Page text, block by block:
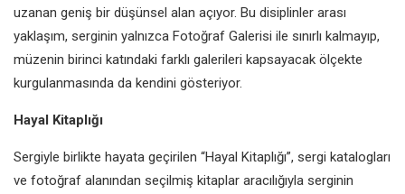
uzanan geniş bir düşünsel alan açıyor. Bu disiplinler arası
yaklaşım, serginin yalnızca Fotoğraf Galerisi ile sınırlı kalmayıp,
müzenin birinci katındaki farklı galerileri kapsayacak ölçekte
kurgulanmasında da kendini gösteriyor.
Hayal Kitaplığı
Sergiyle birlikte hayata geçirilen “Hayal Kitaplığı”, sergi katalogları
ve fotoğraf alanından seçilmiş kitaplar aracılığıyla serginin